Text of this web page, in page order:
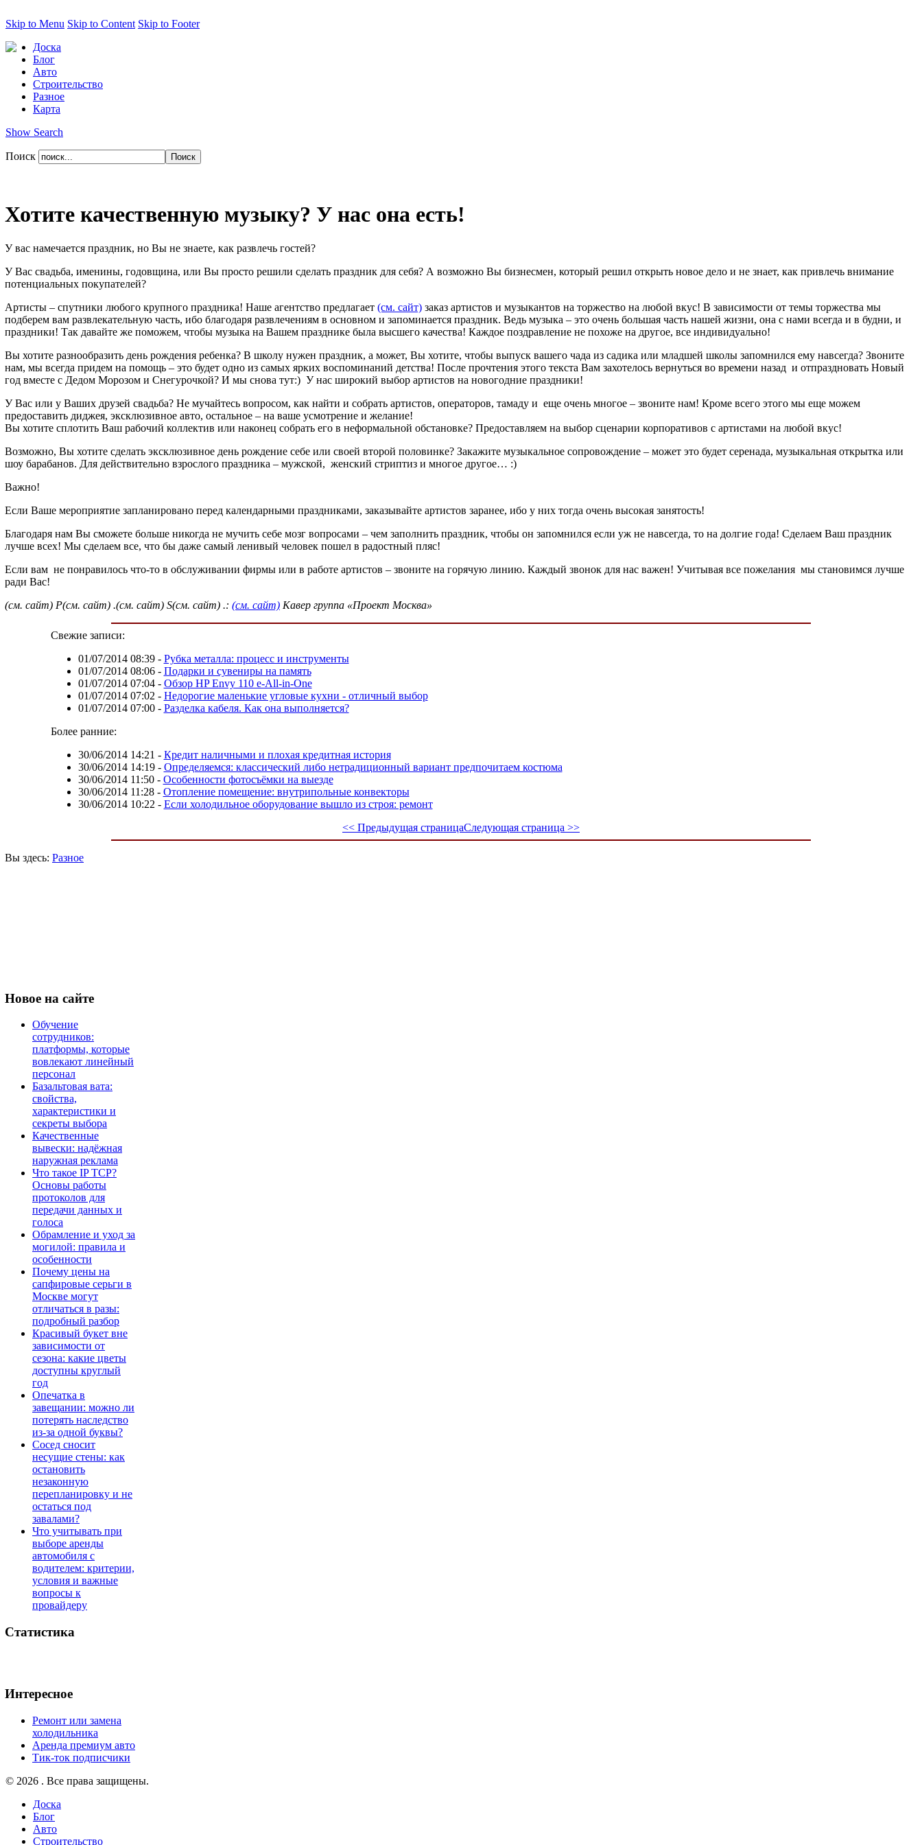
Skip to Menu Skip to Content Skip to Footer
Доска
Блог
Авто
Строительство
Разное
Карта
Show Search
Поиск
Хотите качественную музыку? У нас она есть!
У вас намечается праздник, но Вы не знаете, как развлечь гостей?
У Вас свадьба, именины, годовщина, или Вы просто решили сделать праздник для себя? А возможно Вы бизнесмен, который решил открыть новое дело и не знает, как привлечь внимание
потенциальных покупателей?
Артисты – спутники любого крупного праздника! Наше агентство предлагает (см. сайт) заказ артистов и музыкантов на торжество на любой вкус! В зависимости от темы торжества мы
подберем вам развлекательную часть, ибо благодаря развлечениям в основном и запоминается праздник. Ведь музыка – это очень большая часть нашей жизни, она с нами всегда и в будни, и
праздники! Так давайте же поможем, чтобы музыка на Вашем празднике была высшего качества! Каждое поздравление не похоже на другое, все индивидуально!
Вы хотите разнообразить день рождения ребенка? В школу нужен праздник, а может, Вы хотите, чтобы выпуск вашего чада из садика или младшей школы запомнился ему навсегда? Звоните
нам, мы всегда придем на помощь – это будет одно из самых ярких воспоминаний детства! После прочтения этого текста Вам захотелось вернуться во времени назад и отпраздновать Новый
год вместе с Дедом Морозом и Снегурочкой? И мы снова тут:) У нас широкий выбор артистов на новогодние праздники!
У Вас или у Ваших друзей свадьба? Не мучайтесь вопросом, как найти и собрать артистов, операторов, тамаду и еще очень многое – звоните нам! Кроме всего этого мы еще можем
предоставить диджея, эксклюзивное авто, остальное – на ваше усмотрение и желание!
Вы хотите сплотить Ваш рабочий коллектив или наконец собрать его в неформальной обстановке? Предоставляем на выбор сценарии корпоративов с артистами на любой вкус!
Возможно, Вы хотите сделать эксклюзивное день рождение себе или своей второй половинке? Закажите музыкальное сопровождение – может это будет серенада, музыкальная открытка или
шоу барабанов. Для действительно взрослого праздника – мужской, женский стриптиз и многое другое… :)
Важно!
Если Ваше мероприятие запланировано перед календарными праздниками, заказывайте артистов заранее, ибо у них тогда очень высокая занятость!
Благодаря нам Вы сможете больше никогда не мучить себе мозг вопросами – чем заполнить праздник, чтобы он запомнился если уж не навсегда, то на долгие года! Сделаем Ваш праздник
лучше всех! Мы сделаем все, что бы даже самый ленивый человек пошел в радостный пляс!
Если вам не понравилось что-то в обслуживании фирмы или в работе артистов – звоните на горячую линию. Каждый звонок для нас важен! Учитывая все пожелания мы становимся лучше
ради Вас!
(см. сайт) P(см. сайт) .(см. сайт) S(см. сайт) .: (см. сайт) Кавер группа «Проект Москва»
Свежие записи:
01/07/2014 08:39- Рубка металла: процесс и инструменты
01/07/2014 08:06- Подарки и сувениры на память
01/07/2014 07:04- Обзор HP Envy 110 e-All-in-One
01/07/2014 07:02 - Недорогие маленькие угловые кухни - отличный выбор
01/07/2014 07:00- Разделка кабеля. Как она выполняется?
Более ранние:
30/06/2014 14:21 - Кредит наличными и плохая кредитная история
30/06/2014 14:19- Определяемся: классический либо нетрадиционный вариант предпочитаем костюма
30/06/2014 11:50- Особенности фотосъёмки на выезде
30/06/2014 11:28- Отопление помещение: внутрипольные конвекторы
30/06/2014 10:22 - Если холодильное оборудование вышло из строя: ремонт
<< Предыдущая страницаСледующая страница >>
Вы здесь: Разное
Новое на сайте
Обучение
сотрудников:
платформы, которые
вовлекают линейный
персонал
Базальтовая вата:
свойства,
характеристики и
секреты выбора
Качественные
вывески: надёжная
наружная реклама
Что такое IP TCP?
Основы работы
протоколов для
передачи данных и
голоса
Обрамление и уход за
могилой: правила и
особенности
Почему цены на
сапфировые серьги в
Москве могут
отличаться в разы:
подробный разбор
Красивый букет вне
зависимости от
сезона: какие цветы
доступны круглый
год
Опечатка в
завещании: можно ли
потерять наследство
из-за одной буквы?
Сосед сносит
несущие стены: как
остановить
незаконную
перепланировку и не
остаться под
завалами?
Что учитывать при
выборе аренды
автомобиля с
водителем: критерии,
условия и важные
вопросы к
провайдеру
Статистика
Интересное
Ремонт или замена
холодильника
Аренда премиум авто
Тик-ток подписчики
© 2026 . Все права защищены.
Доска
Блог
Авто
Строительство